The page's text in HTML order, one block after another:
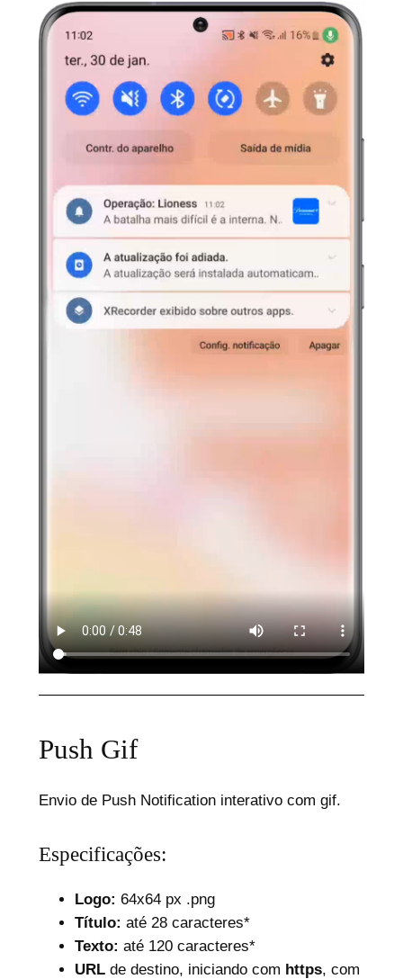
Push Gif
Envio de Push Notification interativo com gif.
Especificações:
Logo: 64x64 px .png
Título: até 28 caracteres*
Texto: até 120 caracteres*
URLde destino, iniciando com https, com